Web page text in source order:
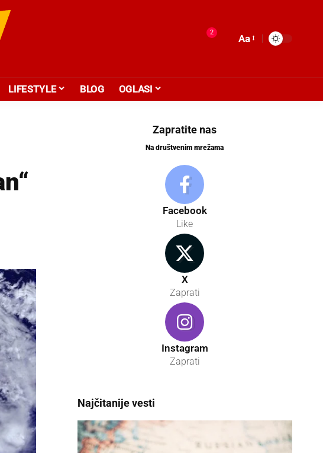
2
Aa
LIFESTYLE BLOG OGLASI
Zapratite nas
Na društvenim mrežama
Facebook
Like
X
Zaprati
Instagram
Zaprati
Najčitanije vesti